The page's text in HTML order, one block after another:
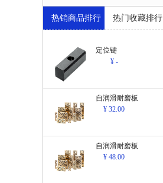
热销商品排行 热门收藏排行
定位键
¥ -
自润滑耐磨板
¥ 32.00
自润滑耐磨板
¥ 48.00